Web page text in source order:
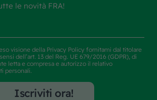
le novità FRA!
visione della Privacy Policy fornitami dal titolare
dell’art. 13 del Reg. UE 679/2016 (GDPR), di
letta e compresa e autorizzo il relativo
personali.
Iscriviti ora!